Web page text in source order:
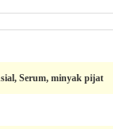
Serum, minyak pijat